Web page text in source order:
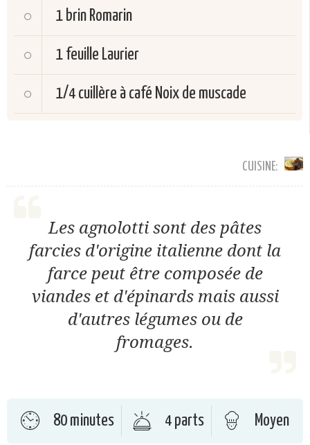
1 brin Romarin
1 feuille Laurier
1/4 cuillère à café Noix de muscade
CUISINE:
Les agnolotti sont des pâtes
farcies d'origine italienne dont la
farce peut être composée de
viandes et d'épinards mais aussi
d'autres légumes ou de
fromages.
80 minutes 4 parts Moyen